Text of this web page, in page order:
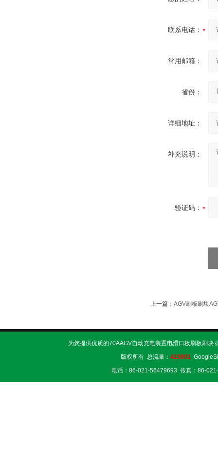
联系电话：
常用邮箱：
省份：
详细地址：
补充说明：
验证码：
上一篇： AGV刷板刷块
为您提供优质的70AAGV自动充电装置电滑口板刷板刷
版权所有 总流量： 419801
电话：86-021-56479693 传真：86-